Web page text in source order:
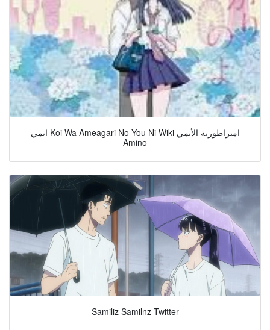
انمي Koi Wa Ameagari No You Ni Wiki امبراطورية الأنمي
Amino
Samiliz Samilnz Twitter